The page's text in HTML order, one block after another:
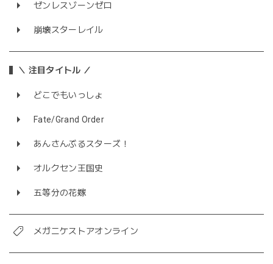
ゼンレスゾーンゼロ
崩壊スターレイル
＼ 注目タイトル ／
どこでもいっしょ
Fate/Grand Order
あんさんぶるスターズ！
オルクセン王国史
五等分の花嫁
メガニケストアオンライン